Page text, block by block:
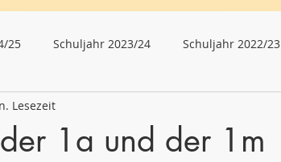
25 Schuljahr 2023/24 Schuljahr 2022/23
2019/20
1a und der 1m
Lesezeit